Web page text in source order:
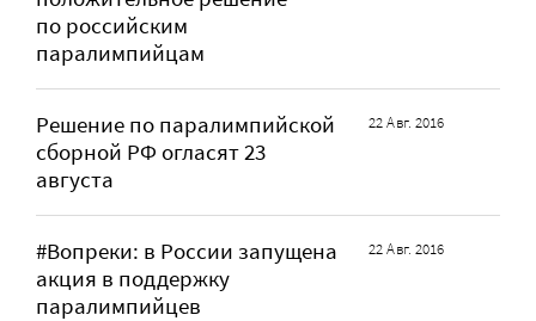
по российским
паралимпийцам
Решение по паралимпийской
сборной РФ огласят 23
августа
22 Авг. 2016
#Вопреки: в России запущена
акция в поддержку
паралимпийцев
22 Авг. 2016